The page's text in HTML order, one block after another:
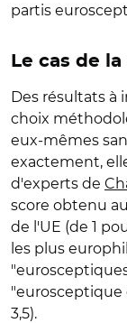
partis
Le cas de
Des résultats à
choix
eux-mêmes
exactement,
d'experts de
score obtenu
de l'UE (de 1
les plus
"eurosceptique
3,5).